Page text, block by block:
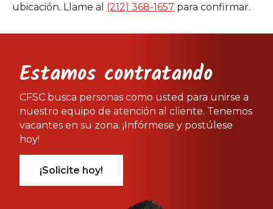
ubicación. Llame al (212) 368-1657 para confirmar.
Estamos contratando
CFSC busca personas como usted para unirse a
nuestro equipo de atención al cliente. Tenemos
vacantes en su zona. ¡Infórmese y postúlese
hoy!
¡Solicite hoy!